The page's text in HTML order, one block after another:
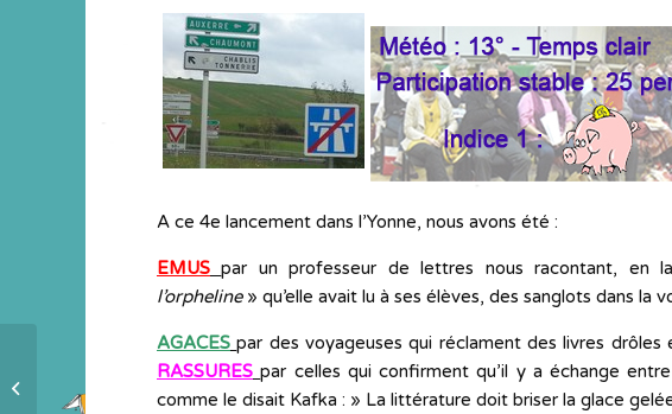
A ce 4e lancement dans l’Yonne, nous avons été :
EMUS par un professeur de lettres nous racontant, en
l’orpheline» qu’elle avait lu à ses élèves, des sanglots dans la
AGACES par des voyageuses qui réclament des livres
RASSURES par celles qui confirment qu’il y a échange
comme le disait Kafka : » La littérature doit briser la glace